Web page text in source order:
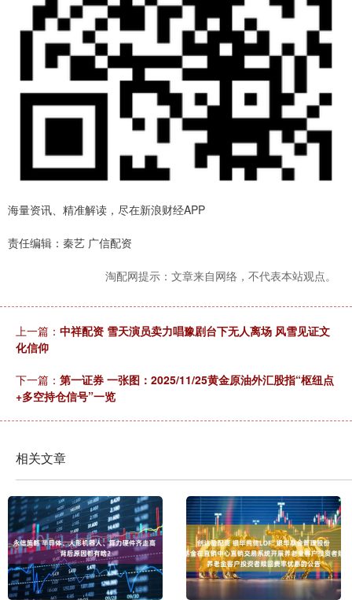
海量资讯、精准解读，尽在新浪财经APP
责任编辑：秦艺 广信配资
淘配网提示：文章来自网络，不代表本站观点。
上一篇： 中祥配资 雪天演员卖力唱豫剧台下无人离场 风雪见证文
化信仰
下一篇： 第一证券 一张图：2025/11/25黄金原油外汇股指“枢纽点
+多空持仓信号”一览
相关文章